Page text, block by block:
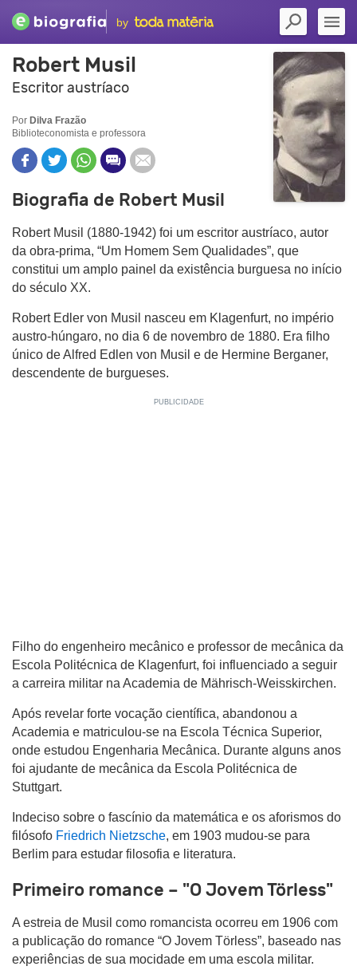
by
Robert Musil
Escritor austríaco
Por Dilva Frazão
Biblioteconomista e professora
Biografia de Robert Musil
Robert Musil (1880-1942) foi um escritor austríaco, autor
da obra-prima, “Um Homem Sem Qualidades”, que
constitui um amplo painel da existência burguesa no início
do século XX.
Robert Edler von Musil nasceu em Klagenfurt, no império
austro-húngaro, no dia 6 de novembro de 1880. Era filho
único de Alfred Edlen von Musil e de Hermine Berganer,
descendente de burgueses.
Filho do engenheiro mecânico e professor de mecânica da
Escola Politécnica de Klagenfurt, foi influenciado a seguir
a carreira militar na Academia de Mährisch-Weisskirchen.
Após revelar forte vocação científica, abandonou a
Academia e matriculou-se na Escola Técnica Superior,
onde estudou Engenharia Mecânica. Durante alguns anos
foi ajudante de mecânica da Escola Politécnica de
Stuttgart.
Indeciso sobre o fascínio da matemática e os aforismos do
filósofo Friedrich Nietzsche, em 1903 mudou-se para
Berlim para estudar filosofia e literatura.
Primeiro romance – "O Jovem Törless"
A estreia de Musil como romancista ocorreu em 1906 com
a publicação do romance “O Jovem Törless”, baseado nas
experiências de sua mocidade em uma escola militar.